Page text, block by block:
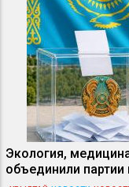
Экология,
объединили партии